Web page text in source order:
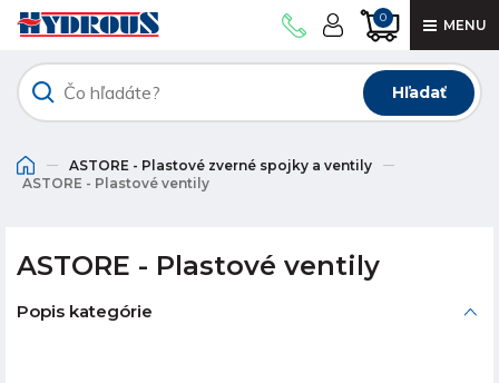
0 MENU
Hľadať
ASTORE - Plastové zverné spojky a ventily
ASTORE - Plastové ventily
ASTORE - Plastové ventily
Popis kategórie